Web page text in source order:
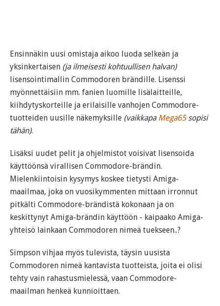
Ensinnäkin uusi omistaja aikoo luoda selkeän ja
yksinkertaisen (ja ilmeisesti kohtuullisen halvan)
lisensointimallin Commodoren brändille. Lisenssi
myönnettäisiin mm. fanien luomille lisälaitteille,
kiihdytyskorteille ja erilaisille vanhojen Commodore-
tuotteiden uusille näkemyksille (vaikkapa Mega65sopisi
tähän).
Lisäksi uudet pelit ja ohjelmistot voisivat lisensoida
käyttöönsä virallisen Commodore-brändin.
Mielenkiintoisin kysymys koskee tietysti Amiga-
maailmaa, joka on vuosikymmenten mittaan irronnut
pitkälti Commodore-brändistä kokonaan ja on
keskittynyt Amiga-brändin käyttöön - kaipaako Amiga-
yhteisö lainkaan Commodoren nimeä tuekseen..?
Simpson vihjaa myös tulevista, täysin uusista
Commodoren nimeä kantavista tuotteista, joita ei olisi
tehty vain rahastusmielessä, vaan Commodore-
maailman henkeä kunnioittaen.